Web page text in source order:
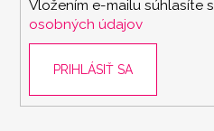
Vložením e-mailu súhlasíte s
osobných údajov
PRIHLÁSIŤ SA